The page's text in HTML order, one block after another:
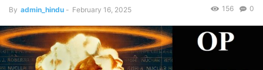
By admin_hindu - February 16, 2025 0
156